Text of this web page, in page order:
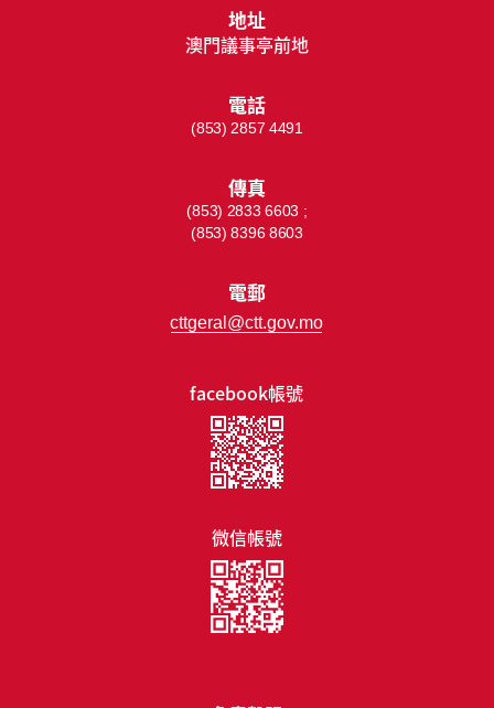
facebook帳號
微信帳號
地址
澳門議事亭前地
電話
(853) 2857 4491
傳真
(853) 2833 6603 ;
(853) 8396 8603
電郵
cttgeral@ctt.gov.mo